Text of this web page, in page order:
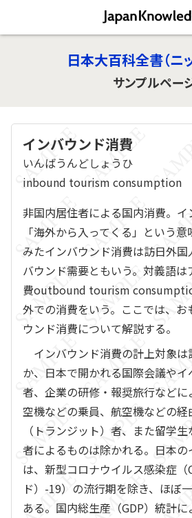
日本大百科全書（ニ
サンプルペー
インバウンド消費
いんばうんどしょうひ
inbound tourism consumption
非国内居住者による国内消費。イ
「海外から入ってくる」という
みたインバウンド消費は訪日外国
バウンド需要ともいう。対義語
費outbound tourism
外での消費をいう。ここでは、お
ウンド消費について解説する。
インバウンド消費の計上対象は
か、日本で開かれる国際会議や
者、企業の研修・報奨旅行など
空機などの乗員、航空機などの
（トランジット）者、また留学
者によるものは除かれる。日本
は、新型コロナウイルス感染症（
ド）-19）の流行期を除き、ほぼ
ある。国内総生産（GDP）統計